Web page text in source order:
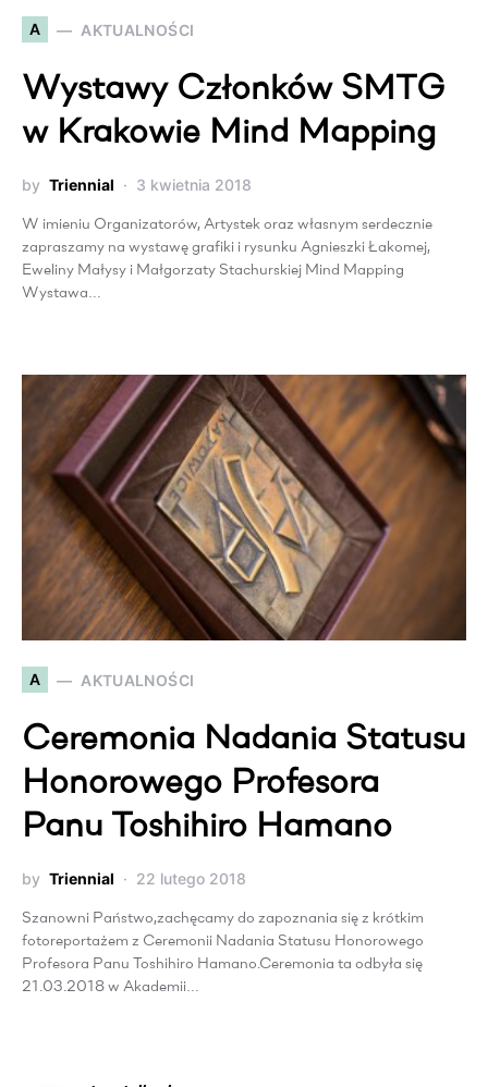
A AKTUALNOŚCI
Wystawy Członków SMTG
w Krakowie Mind Mapping
by Triennial 3 kwietnia 2018
W imieniu Organizatorów, Artystek oraz własnym serdecznie
zapraszamy na wystawę grafiki i rysunku Agnieszki Łakomej,
Eweliny Małysy i Małgorzaty Stachurskiej Mind Mapping
Wystawa…
A AKTUALNOŚCI
Ceremonia Nadania Statusu
Honorowego Profesora
Panu Toshihiro Hamano
by Triennial 22 lutego 2018
Szanowni Państwo,zachęcamy do zapoznania się z krótkim
fotoreportażem z Ceremonii Nadania Statusu Honorowego
Profesora Panu Toshihiro Hamano.Ceremonia ta odbyła się
21.03.2018 w Akademii…